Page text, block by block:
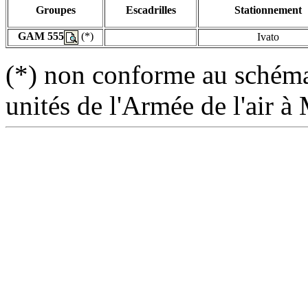
Groupes Escadrilles Stationnement
GAM 555 (*) Ivato
(*) non conforme au
unités de l'Armée de l'air à